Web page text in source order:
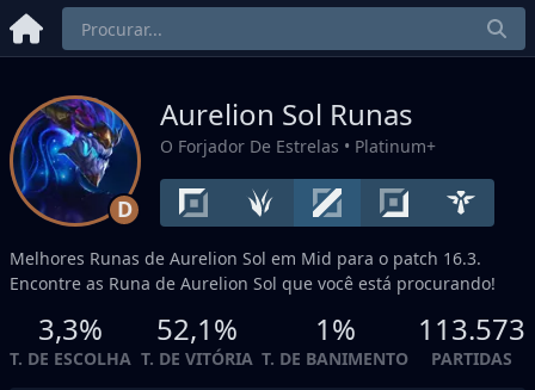
D
Aurelion Sol Runas
O Forjador De Estrelas • Platinum+
Melhores Runas de Aurelion Sol em Mid para o patch 16.3.
Encontre as Runa de Aurelion Sol que você está procurando!
3,3%
T. DE ESCOLHA
52,1%
T. DE VITÓRIA
1%
T. DE BANIMENTO
113.573
PARTIDAS